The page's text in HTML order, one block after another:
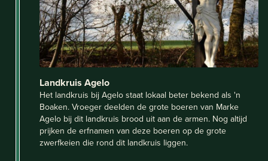
Landkruis Agelo
Het landkruis bij Agelo staat lokaal beter bekend als 'n
Boaken. Vroeger deelden de grote boeren van Marke
Agelo bij dit landkruis brood uit aan de armen. Nog altijd
prijken de erfnamen van deze boeren op de grote
zwerfkeien die rond dit landkruis liggen.